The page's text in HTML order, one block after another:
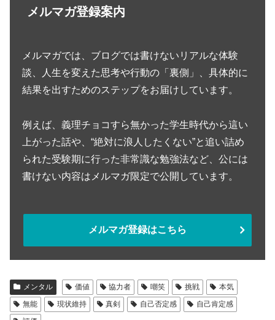
メルマガ登録案内
メルマガでは、ブログでは書けないリアルな体験
談、人生を変えた思考や行動の「裏側」、具体的に
結果を出すためのステップをお届けしています。
例えば、義理チョコすら無かった学生時代から這い
上がった話や、“絶対に浪人したくない”と追い詰め
られた受験期に行った非常識な勉強法など、公には
書けない内容はメルマガ限定で公開しています。
メルマガ登録はこちら
メンタル 価値 協力者 嘲笑 挑戦
本気
無能
現状維持 真剣 自己否定感
自己肯定感